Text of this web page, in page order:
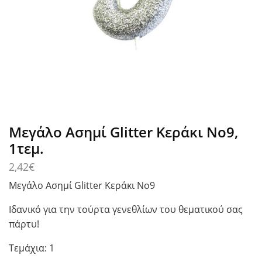
Μεγάλο Ασημί Glitter Κεράκι No9,
1τεμ.
2,42€
Μεγάλο Ασημί Glitter Κεράκι No9
Ιδανικό για την τούρτα γενεθλίων του θεματικού σας
πάρτυ!
Τεμάχια: 1